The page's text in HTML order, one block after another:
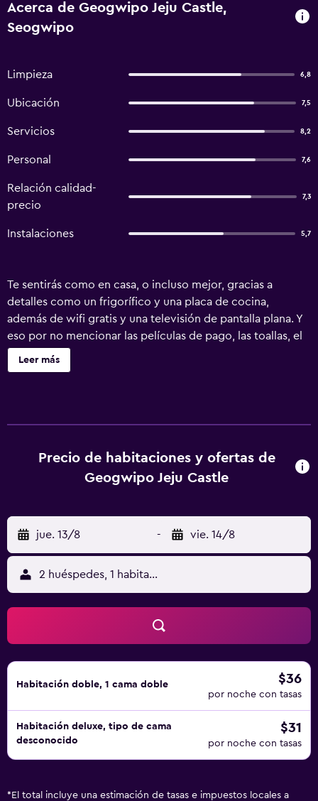
Acerca de Geogwipo Jeju Castle,
Seogwipo
Limpieza 6,8
Ubicación 7,5
Servicios 8,2
Personal 7,6
Relación calidad-
precio
7,3
Instalaciones 5,7
Te sentirás como en casa, o incluso mejor, gracias a
detalles como un frigorífico y una placa de cocina,
además de wifi gratis y una televisión de pantalla plana. Y
eso por no mencionar las películas de pago, las toallas, el
hervidor eléctrico y los utensilios de cocina.
Leer más
Precio de habitaciones y ofertas de
Geogwipo Jeju Castle
jue. 13/8 - vie. 14/8
2 huéspedes, 1 habitación
Habitación doble, 1 cama doble $36
por noche con tasas
Habitación deluxe, tipo de cama
desconocido
$31
por noche con tasas
* El total incluye una estimación de tasas e impuestos locales a